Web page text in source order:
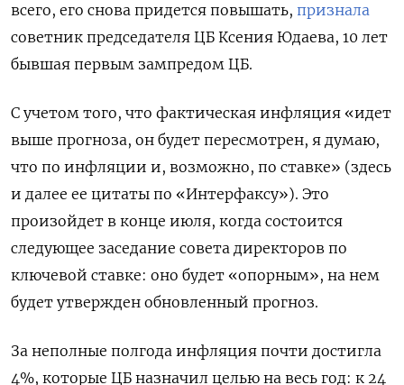
всего, его снова придется повышать, признала
советник председателя ЦБ Ксения Юдаева, 10 лет
бывшая первым зампредом ЦБ.
С учетом того, что фактическая инфляция «идет
выше прогноза, он будет пересмотрен, я думаю,
что по инфляции и, возможно, по ставке» (здесь
и далее ее цитаты по «Интерфаксу»). Это
произойдет в конце июля, когда состоится
следующее заседание совета директоров по
ключевой ставке: оно будет «опорным», на нем
будет утвержден обновленный прогноз.
За неполные полгода инфляция почти достигла
4%, которые ЦБ назначил целью на весь год: к 24